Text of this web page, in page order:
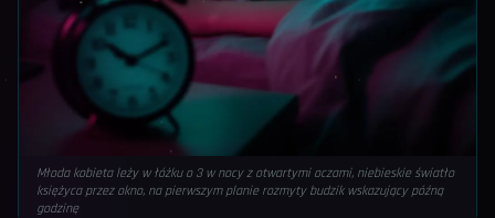
Młoda kobieta leży w łóżku o 3 w nocy z otwartymi oczami, niebieskie światło
księżyca przez okno, na pierwszym planie rozmyty budzik wskazujący późną
godzinę